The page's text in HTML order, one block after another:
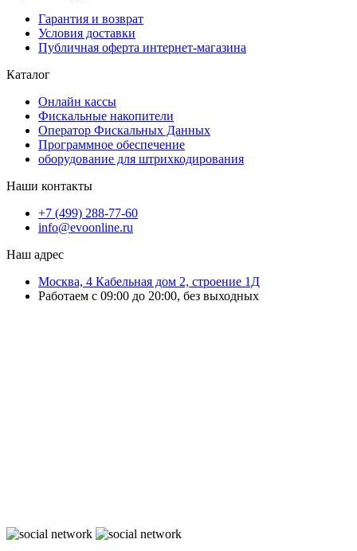
Гарантия и возврат
Условия доставки
Публичная оферта интернет-магазина
Каталог
Онлайн кассы
Фискальные накопители
Оператор Фискальных Данных
Программное обеспечение
оборудование для штрихкодирования
Наши контакты
+7 (499) 288-77-60
info@evoonline.ru
Наш адрес
Москва, 4 Кабельная дом 2, строение 1Д
Работаем с 09:00 до 20:00, без выходных